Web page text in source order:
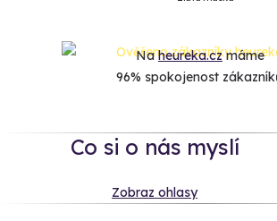
Naheureka.czmáme
96% spokojenost
Co si o nás myslí
Zobraz ohlasy